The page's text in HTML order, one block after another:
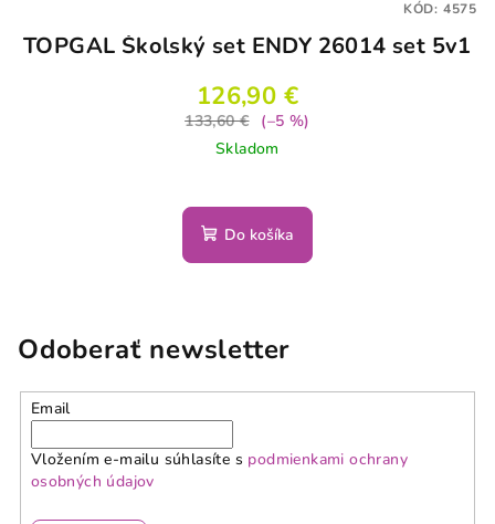
TOPGAL Školský set ENDY 26014 set 5v1
126,90 €
133,60 €
(–5 %)
Skladom
Do košíka
KÓD: 4575
Odoberať newsletter
Email
Vložením e-mailu súhlasíte s podmienkami ochrany
osobných údajov